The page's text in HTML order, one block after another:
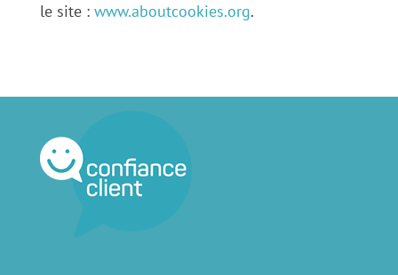
le site : www.aboutcookies.org.